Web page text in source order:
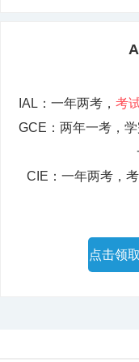
IAL：一年两考，考
GCE：两年一考，
CIE：一年两考，
点击领